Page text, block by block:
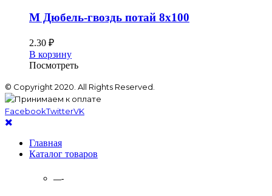
М Дюбель-гвоздь потай 8х100
2.30 ₽
В корзину
Посмотреть
© Copyright 2020. All Rights Reserved.
FacebookTwitterVK
Главная
Каталог товаров
—-